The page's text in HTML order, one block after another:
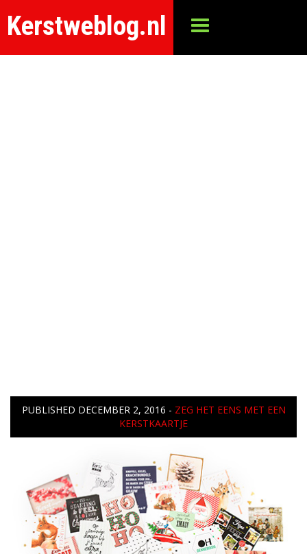
Kerstweblog.nl
PUBLISHED DECEMBER 2, 2016 - ZEG HET EENS MET EEN
KERSTKAARTJE